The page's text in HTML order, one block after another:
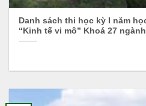
Danh sách thi học kỳ I năm
“Kinh tế vi mô” Khoá 27